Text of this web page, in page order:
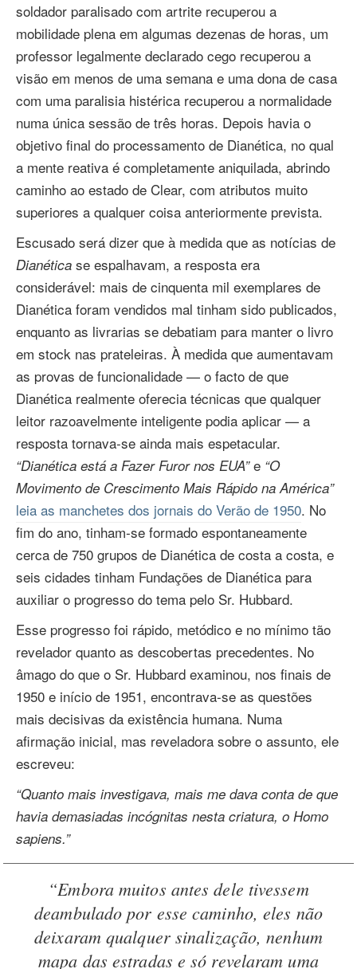
soldador paralisado com artrite recuperou a
mobilidade plena em algumas dezenas de horas, um
professor legalmente declarado cego recuperou a
visão em menos de uma semana e uma dona de casa
com uma paralisia histérica recuperou a normalidade
numa única sessão de três horas. Depois havia o
objetivo final do processamento de Dianética, no qual
a mente reativa é completamente aniquilada, abrindo
caminho ao estado de Clear, com atributos muito
superiores a qualquer coisa anteriormente prevista.
Escusado será dizer que à medida que as notícias de
Dianética se espalhavam, a resposta era
considerável: mais de cinquenta mil exemplares de
Dianética foram vendidos mal tinham sido publicados,
enquanto as livrarias se debatiam para manter o livro
em stock nas prateleiras. À medida que aumentavam
as provas de funcionalidade — o facto de que
Dianética realmente oferecia técnicas que qualquer
leitor razoavelmente inteligente podia aplicar — a
resposta tornava‑se ainda mais espetacular.
“Dianética está a Fazer Furor nos EUA”e “O
Movimento de Crescimento Mais Rápido na América”
leia as manchetes dos jornais do Verão de 1950. No
fim do ano, tinham‑se formado espontaneamente
cerca de 750 grupos de Dianética de costa a costa, e
seis cidades tinham Fundações de Dianética para
auxiliar o progresso do tema pelo Sr. Hubbard.
Esse progresso foi rápido, metódico e no mínimo tão
revelador quanto as descobertas precedentes. No
âmago do que o Sr. Hubbard examinou, nos finais de
1950 e início de 1951, encontrava‑se as questões
mais decisivas da existência humana. Numa
afirmação inicial, mas reveladora sobre o assunto, ele
escreveu:
“Quanto mais investigava, mais me dava conta de que
havia demasiadas incógnitas nesta criatura, o Homo
sapiens.”
“Embora muitos antes dele tivessem
deambulado por esse caminho, eles não
deixaram qualquer sinalização, nenhum
mapa das estradas e só revelaram uma